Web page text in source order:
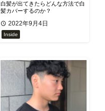
白髪が出てきたらどんな方法で白
髪カバーするのか？
2022年9月4日
Inside